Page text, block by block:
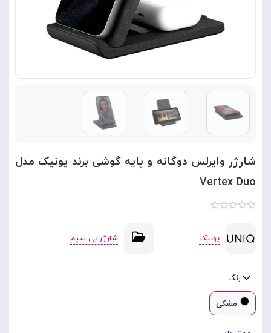
شارژر وایرلس دوگانه و پایه گوشی برند یونیک مدل
Vertex Duo
یونیک شارژر بی سیم
رنگ
مشکی